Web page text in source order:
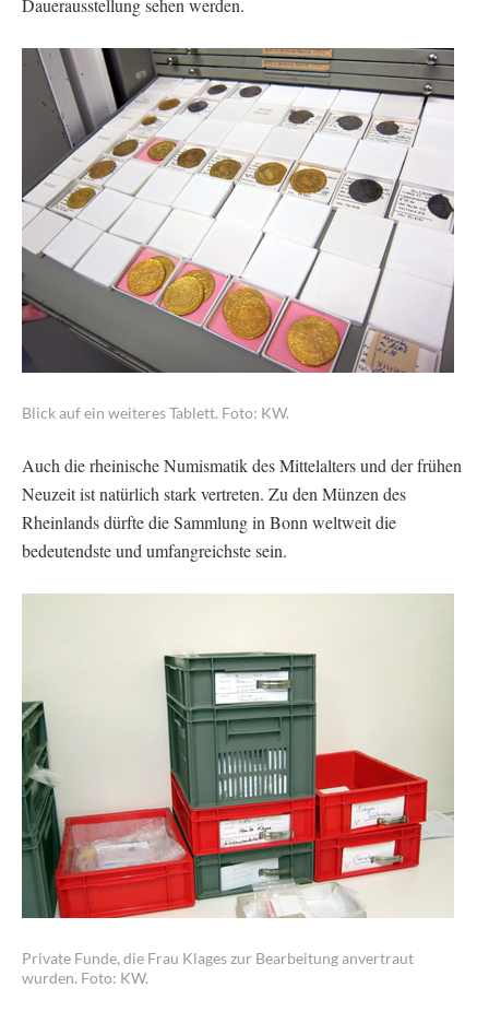
Dauerausstellung sehen werden.
Blick auf ein weiteres Tablett. Foto: KW.
Auch die rheinische Numismatik des Mittelalters und der frühen
Neuzeit ist natürlich stark vertreten. Zu den Münzen des
Rheinlands dürfte die Sammlung in Bonn weltweit die
bedeutendste und umfangreichste sein.
Private Funde, die Frau Klages zur Bearbeitung anvertraut
wurden. Foto: KW.